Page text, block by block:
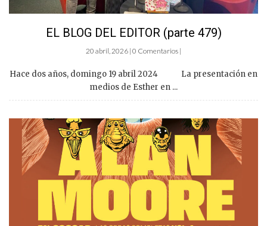
EL BLOG DEL EDITOR (parte 479)
20 abril, 2026 | 0 Comentarios |
Hace dos años, domingo 19 abril 2024 La presentación en
medios de Esther en ...